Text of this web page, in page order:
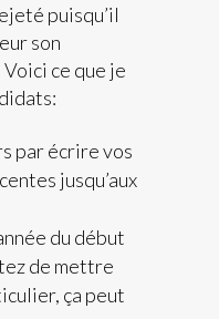
puisqu’il
son
ce que je
par écrire vos
jusqu’aux
du début
de mettre
ça peut